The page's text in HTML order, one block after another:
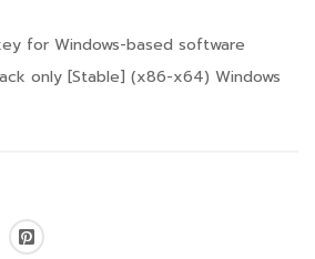
for Windows-based software
only [Stable] (x86-x64) Windows